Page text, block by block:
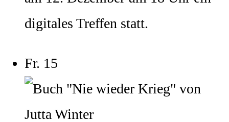
digitales Treffen statt.
Fr. 15